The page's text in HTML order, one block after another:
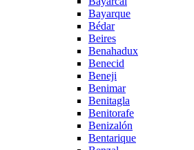
Bayarque
Bédar
Beires
Benahadux
Benecid
Beneji
Benimar
Benitagla
Benitorafe
Benizalón
Bentarique